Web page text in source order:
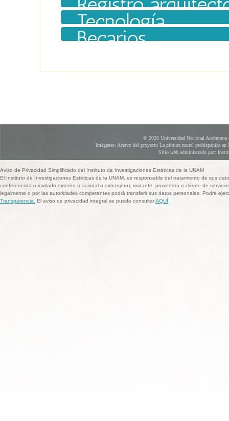
© 2026 Universidad Nacional Autónoma
Imágenes: Acervo del proyecto La pintura mural prehispánica
Sitio web administrado por:
Aviso de Privacidad Simplificado del Instituto de Investigaciones Estéticas de la UNAM
El Instituto de Investigaciones Estéticas de la UNAM, es responsable del tratamiento de sus
conferencista o invitado externo (nacional o extranjero), visitante, proveedor o cliente de
legalmente o por las autoridades competentes podrá transferir sus datos personales. Podrá
Transparencia.
El aviso de privacidad integral se puede consultarAQUÍ